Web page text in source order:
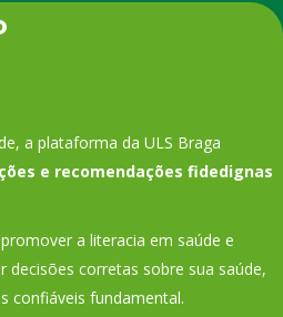
a plataforma da ULS Braga
e recomendações fidedignas
a literacia em saúde e
decisões corretas sobre sua saúde,
confiáveis fundamental.